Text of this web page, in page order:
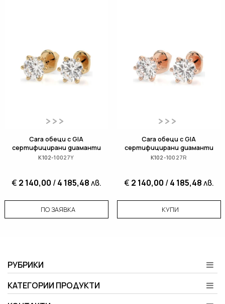
Cara обеци с GIA
сертифицирани диаманти
K102-10027Y
€ 2 140,00 /4 185,48лв.
ПО ЗАЯВКА
Cara обеци с GIA
сертифицирани диаманти
K102-10027R
€ 2 140,00 /4 185,48лв.
КУПИ
РУБРИКИ
КАТЕГОРИИ ПРОДУКТИ